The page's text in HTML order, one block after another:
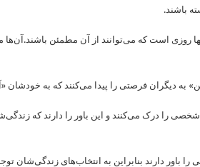
باشند.
روزی است که می‌توانند از آن مطمئن باشند.آن‌ها
شخصی را درک می‌کنند و این باور را دارند که